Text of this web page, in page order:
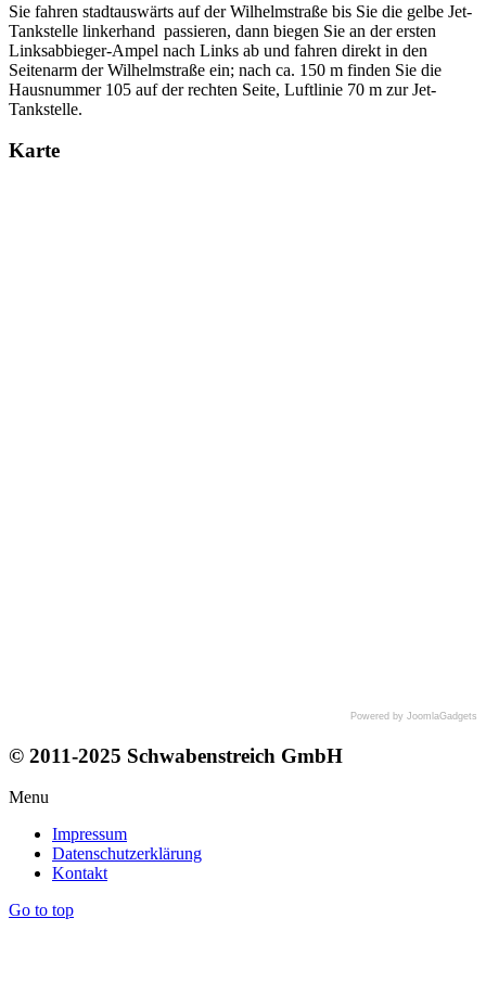
Sie fahren stadtauswärts auf der Wilhelmstraße bis Sie die gelbe Jet-
Tankstelle linkerhand passieren, dann biegen Sie an der ersten
Linksabbieger-Ampel nach Links ab und fahren direkt in den
Seitenarm der Wilhelmstraße ein; nach ca. 150 m finden Sie die
Hausnummer 105 auf der rechten Seite, Luftlinie 70 m zur Jet-
Tankstelle.
Karte
Powered by JoomlaGadgets
© 2011-2025 Schwabenstreich GmbH
Menu
Impressum
Datenschutzerklärung
Kontakt
Go to top